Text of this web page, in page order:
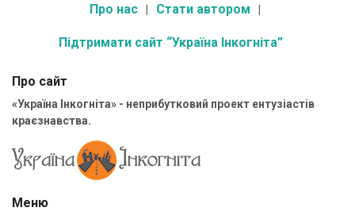
Про нас Стати автором
Підтримати сайт “Україна Інкогніта”
Про сайт
«Україна Інкогніта» - неприбутковий проект ентузіастів
краєзнавства.
Меню